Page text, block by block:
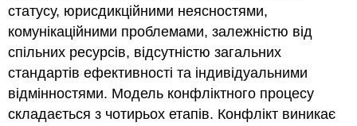
статусу, юрисдикційними неясностями,
комунікаційними проблемами, залежністю від
спільних ресурсів, відсутністю загальних
стандартів ефективності та індивідуальними
відмінностями. Модель конфліктного процесу
складається з чотирьох етапів. Конфлікт виникає